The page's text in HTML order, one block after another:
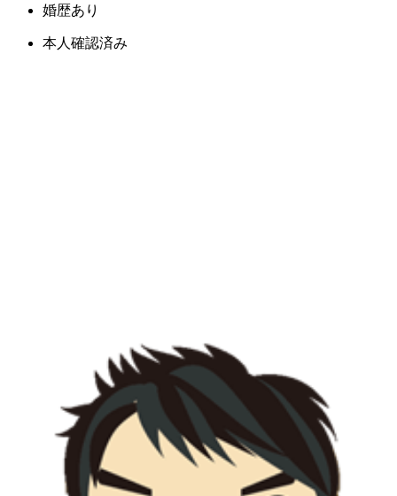
婚歴あり
本人確認済み